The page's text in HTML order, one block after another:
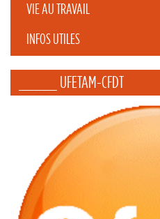
VIE AU TRAVAIL
INFOS UTILES
_____ UFETAM-CFDT